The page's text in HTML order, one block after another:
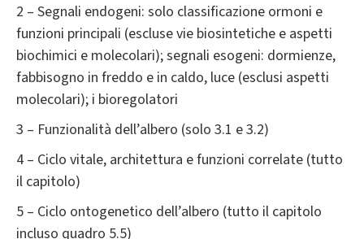
2 – Segnali endogeni: solo classificazione ormoni e
funzioni principali (escluse vie biosintetiche e aspetti
biochimici e molecolari); segnali esogeni: dormienze,
fabbisogno in freddo e in caldo, luce (esclusi aspetti
molecolari); i bioregolatori
3 – Funzionalità dell’albero (solo 3.1 e 3.2)
4 – Ciclo vitale, architettura e funzioni correlate (tutto
il capitolo)
5 – Ciclo ontogenetico dell’albero (tutto il capitolo
incluso quadro 5.5)